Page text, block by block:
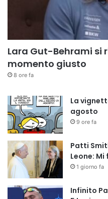
Lara Gut-Behrami si
momento giusto
8 ore fa
La
agosto
9 ore fa
Patti
Leone:
1 giorno fa
Infinito